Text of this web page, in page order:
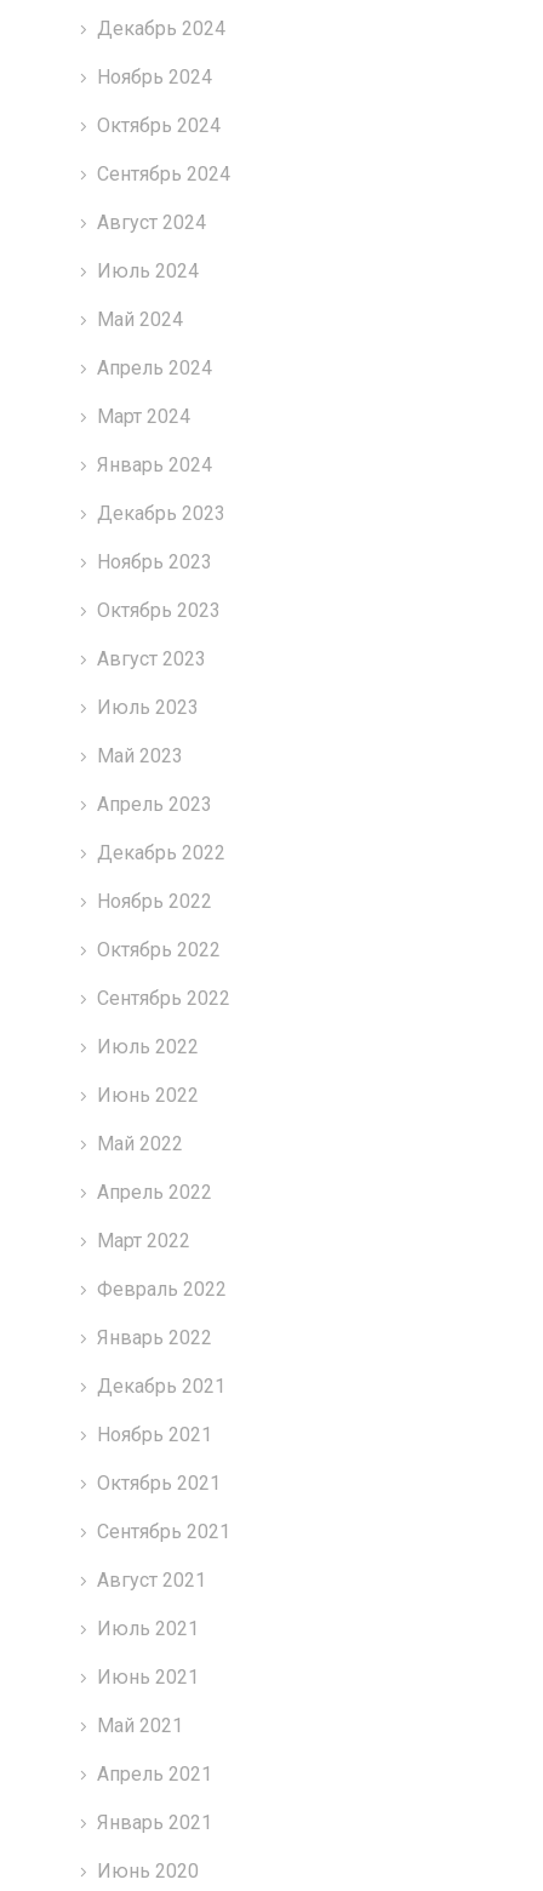
Декабрь 2024
Ноябрь 2024
Октябрь 2024
Сентябрь 2024
Август 2024
Июль 2024
Май 2024
Апрель 2024
Март 2024
Январь 2024
Декабрь 2023
Ноябрь 2023
Октябрь 2023
Август 2023
Июль 2023
Май 2023
Апрель 2023
Декабрь 2022
Ноябрь 2022
Октябрь 2022
Сентябрь 2022
Июль 2022
Июнь 2022
Май 2022
Апрель 2022
Март 2022
Февраль 2022
Январь 2022
Декабрь 2021
Ноябрь 2021
Октябрь 2021
Сентябрь 2021
Август 2021
Июль 2021
Июнь 2021
Май 2021
Апрель 2021
Январь 2021
Июнь 2020